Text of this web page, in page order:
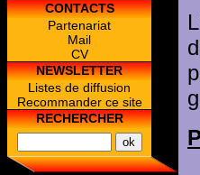
CONTACTS
Partenariat
Mail
CV
NEWSLETTER
Listes de diffusion
Recommander ce site
RECHERCHER